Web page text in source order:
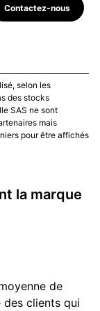
concept
, puis
au début des
fortes de la
:
principal,
autre raison
la déclinant
Contactez-nous
selon les
des stocks
SAS ne sont
mais
pour être affichés
la marque
de
des clients qui